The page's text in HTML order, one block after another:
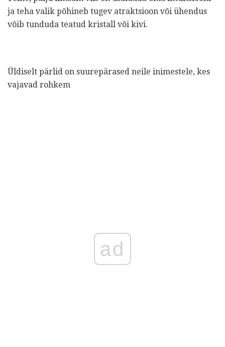
ja teha valik põhineb tugev atraktsioon või ühendus
võib tunduda teatud kristall või kivi.
Üldiselt pärlid on suurepärased neile inimestele, kes
vajavad rohkem
ad